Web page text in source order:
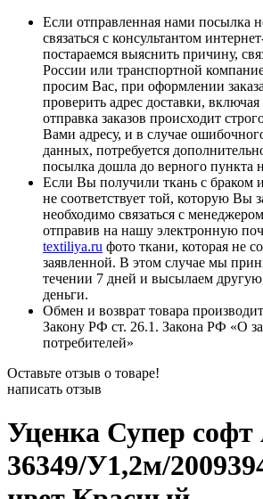
Если отправленная нами посылка
связаться с консультантом
постараемся выяснить причину,
России или транспортной
просим Вас, при оформлении
проверить адрес доставки,
отправка заказов происходит
Вами адресу, и в случае
данных, потребуется
посылка дошла до верного пункта
Если Вы получили ткань с браком
не соответствует той, которую Вы
необходимо связаться с
отправив на нашу электронную
textiliya.ru фото ткани, которая не
заявленной. В этом случае мы
течении 7 дней и высылаем
деньги.
Обмен и возврат товара
Закону РФ ст. 26.1. Закона РФ «О
потребителей»
Оставьте отзыв о товаре!
написать отзыв
Уценка Супер
36349/У1,2м/